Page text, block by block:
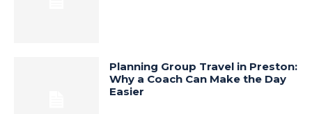
Planning Group Travel in Preston:
Why a Coach Can Make the Day
Easier